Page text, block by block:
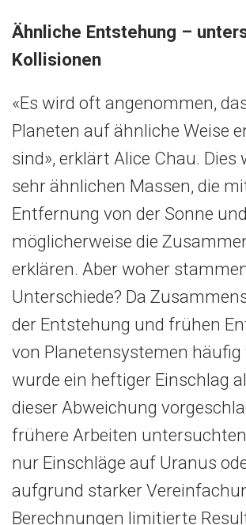
Ähnliche Entstehung –
Kollisionen
«Es wird oft angenommen,
Planeten auf ähnliche Weise
sind», erklärt Alice Chau. Dies
sehr ähnlichen Massen, die
Entfernung von der Sonne und
möglicherweise die
erklären. Aber woher
Unterschiede? Da
der Entstehung und frühen
von Planetensystemen
wurde ein heftiger Einschlag
dieser Abweichung
frühere Arbeiten
nur Einschläge auf Uranus
aufgrund starker
Berechnungen limitierte